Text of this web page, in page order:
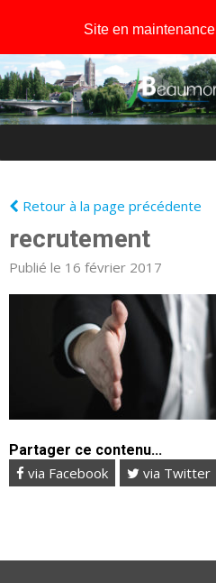
Retour à la page précédente
recrutement
Publié le 16 février 2017
Partager ce contenu...
via Facebook via Twitter
Site en maintenance